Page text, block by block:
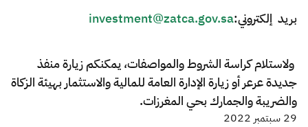
بريد إلكتروني:investment@zatca.gov.sa
ولاستلام كراسة الشروط والمواصفات، يمكنكم زيارة منفذ
جديدة عرعر أو زيارة الإدارة العامة للمالية والاستثمار بهيئة الزكاة
والضريبة والجمارك بحي المغرزات.​
29 سبتمبر 2022